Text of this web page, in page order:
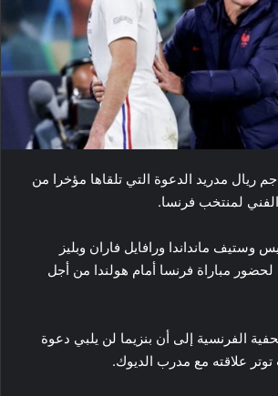
ريال مدريد الدعوة التي تلقاها مؤخرا من
الفني لمنتخب ​فرنسا​.
وستيف مانداندا ورافايل فاران وبليز
لحضور مباراة فرنسا أمام هولندا من أجل
الفرنسية إلى أن بنزيما لن يلبي دعوة
علاقته مع مدرب الديوك.